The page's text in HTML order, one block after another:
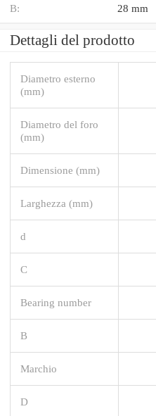
B: 28 mm
Dettagli del prodotto
Diametro esterno
(mm)
Diametro del foro
(mm)
Dimensione (mm)
Larghezza (mm)
d
C
Bearing number
B
Marchio
D